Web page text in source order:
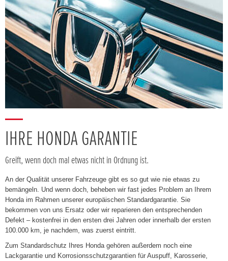
IHRE HONDA GARANTIE
Greift, wenn doch mal etwas nicht in Ordnung ist.
An der Qualität unserer Fahrzeuge gibt es so gut wie nie etwas zu
bemängeln. Und wenn doch, beheben wir fast jedes Problem an Ihrem
Honda im Rahmen unserer europäischen Standardgarantie. Sie
bekommen von uns Ersatz oder wir reparieren den entsprechenden
Defekt – kostenfrei in den ersten drei Jahren oder innerhalb der ersten
100.000 km, je nachdem, was zuerst eintritt.
Zum Standardschutz Ihres Honda gehören außerdem noch eine
Lackgarantie und Korrosionsschutzgarantien für Auspuff, Karosserie,